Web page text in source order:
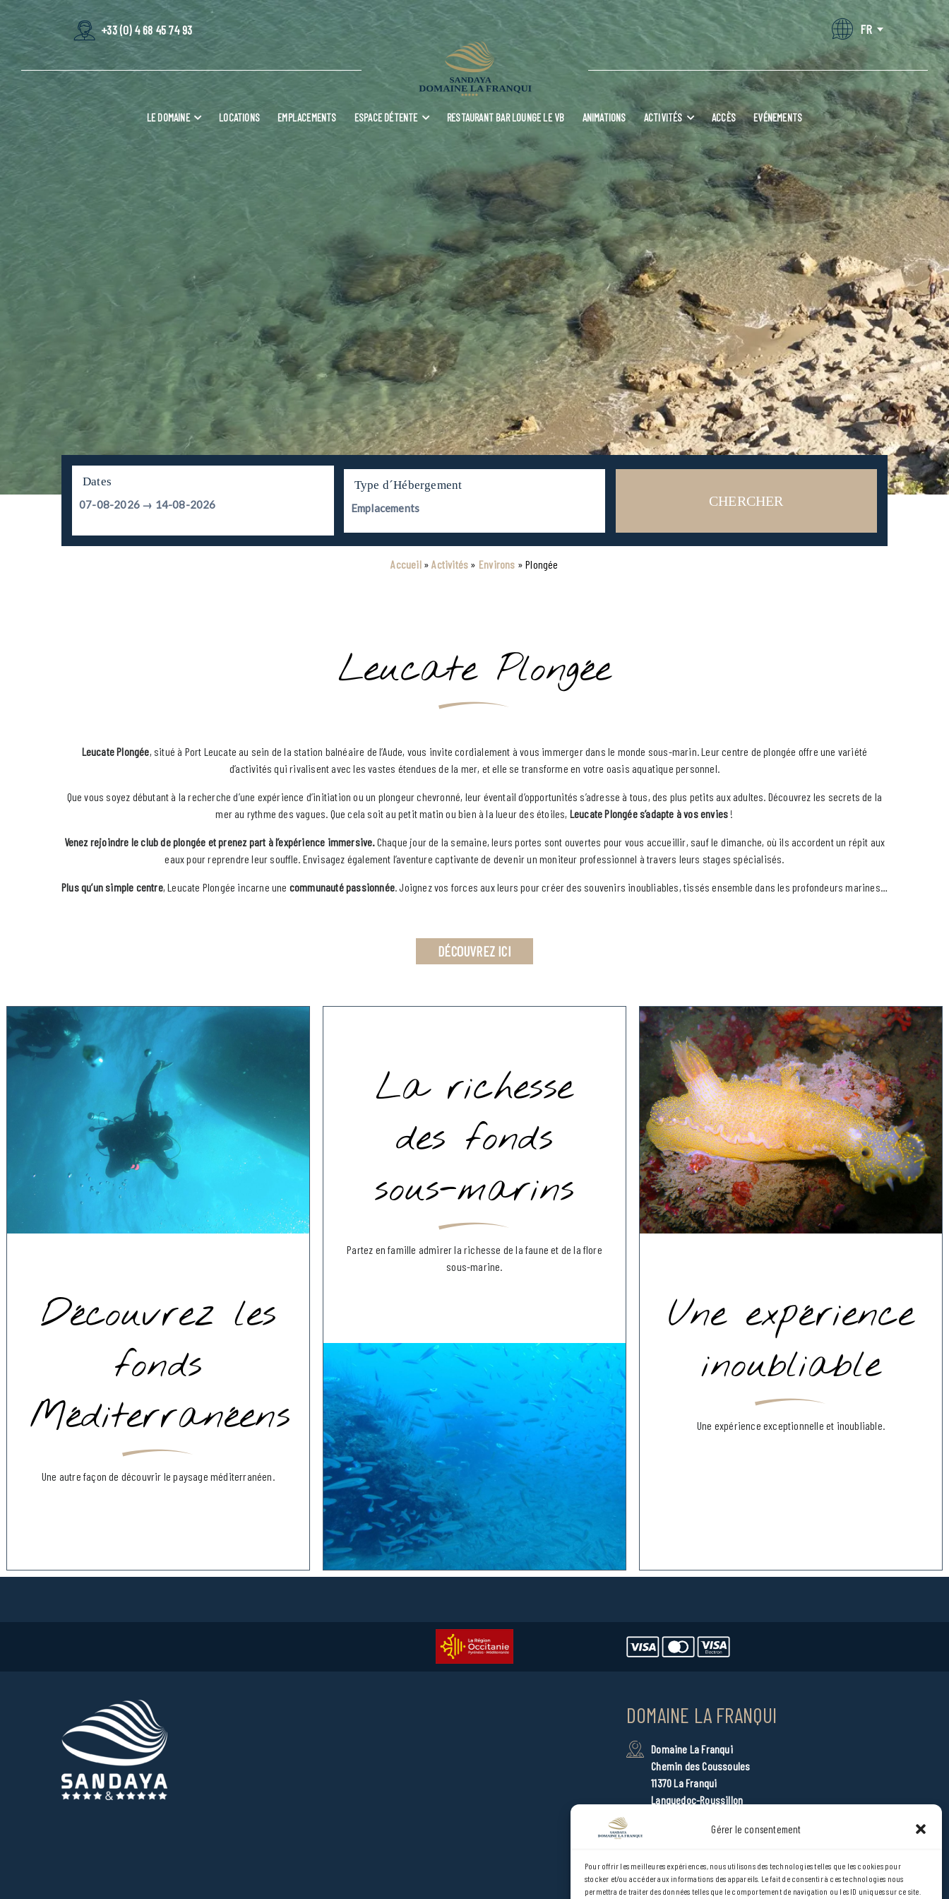
Gérer le consentement
Pour offrir les meilleures expériences, nous utilisons des technologies telles que les cookies pour
stocker et/ou accéder aux informations des appareils. Le fait de consentir à ces technologies nous
permettra de traiter des données telles que le comportement de navigation ou les ID uniques sur ce site.
+33 (0) 4 68 45 74 93 FR
LE DOMAINE LOCATIONS EMPLACEMENTS ESPACE DÉTENTE RESTAURANT BAR LOUNGE LE VB ANIMATIONS ACTIVITÉS ACCÈS EVÉNEMENTS
Dates Type d´Hébergement
CHERCHER
Accueil»Activités » Environs »Plongée
Leucate Plongée
Leucate Plongée, situé à Port Leucate au sein de la station balnéaire de l’Aude, vous invite cordialement à vous immerger dans le monde sous-marin. Leur centre de plongée offre une variété
d’activités qui rivalisent avec les vastes étendues de la mer, et elle se transforme en votre oasis aquatique personnel.
Que vous soyez débutant à la recherche d’une expérience d’initiation ou un plongeur chevronné, leur éventail d’opportunités s’adresse à tous, des plus petits aux adultes. Découvrez les secrets de la
mer au rythme des vagues. Que cela soit au petit matin ou bien à la lueur des étoiles, Leucate Plongée s’adapte à vos envies !
Venez rejoindre le club de plongée et prenez part à l’expérience immersive.Chaque jour de la semaine, leurs portes sont ouvertes pour vous accueillir, sauf le dimanche, où ils accordent un répit aux
eaux pour reprendre leur souffle. Envisagez également l’aventure captivante de devenir un moniteur professionnel à travers leurs stages spécialisés.
Plus qu’un simple centre, Leucate Plongée incarne une communauté passionnée. Joignez vos forces aux leurs pour créer des souvenirs inoubliables, tissés ensemble dans les profondeurs marines…
DÉCOUVREZ ICI
Découvrez les
fonds
Méditerranéens
Une autre façon de découvrir le paysage méditerranéen.
La richesse
des fonds
sous-marins
Partez en famille admirer la richesse de la faune et de la flore
sous-marine.
Une expérience
inoubliable
Une expérience exceptionnelle et inoubliable.
DOMAINE LA FRANQUI
Domaine La Franqui
Chemin des Coussoules
11370 La Franqui
Languedoc-Roussillon
domainelafranqui@sandaya.fr
Accès emplacement et restaurant PMR